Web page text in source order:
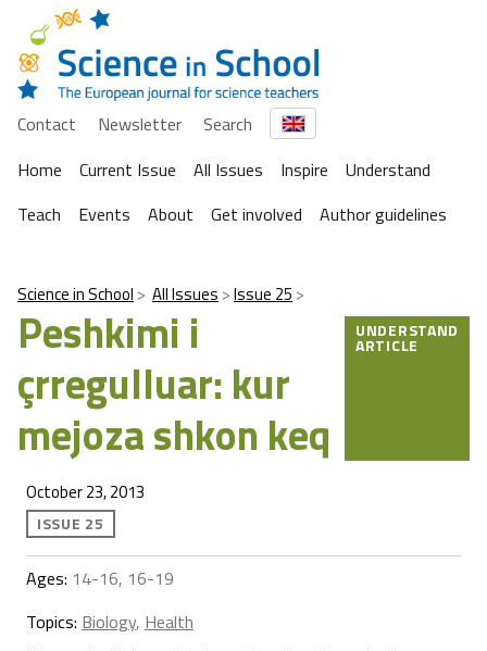
Contact Newsletter
Search
Home
Current Issue All Issues Inspire
Understand
Teach
Events About Get involved Author guidelines
Science in School All Issues Issue 25
Peshkimi i
çrregulluar: kur
mejoza shkon keq
UNDERSTAND
ARTICLE
October 23, 2013
ISSUE 25
Ages: 14-16, 16-19
Topics: Biology, Health